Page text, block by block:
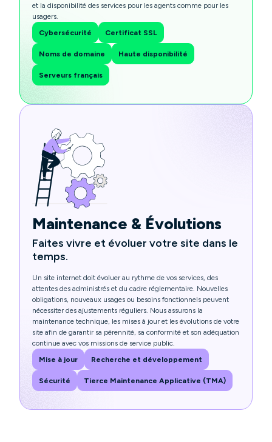
et la disponibilité des services pour les agents comme pour les
usagers.
Cybersécurité
Certificat SSL
Noms de domaine Haute disponibilité
Serveurs français
Maintenance & Évolutions
Faites vivre et évoluer votre site dans le
temps.
Un site internet doit évoluer au rythme de vos services, des
attentes des administrés et du cadre réglementaire. Nouvelles
obligations, nouveaux usages ou besoins fonctionnels peuvent
nécessiter des ajustements réguliers. Nous assurons la
maintenance technique, les mises à jour et les évolutions de votre
site afin de garantir sa pérennité, sa conformité et son adéquation
continue avec vos missions de service public.
Mise à jour
Recherche et développement
Sécurité Tierce Maintenance Applicative (TMA)